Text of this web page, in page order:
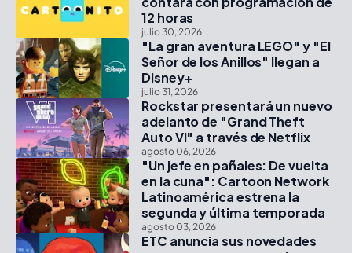
12 horas
julio 30, 2026
"La gran aventura LEGO" y "El
Señor de los Anillos" llegan a
Disney+
julio 31, 2026
Rockstar presentará un nuevo
adelanto de "Grand Theft
Auto VI" a través de Netflix
agosto 06, 2026
"Un jefe en pañales: De vuelta
en la cuna": Cartoon Network
Latinoamérica estrena la
segunda y última temporada
agosto 03, 2026
ETC anuncia sus novedades